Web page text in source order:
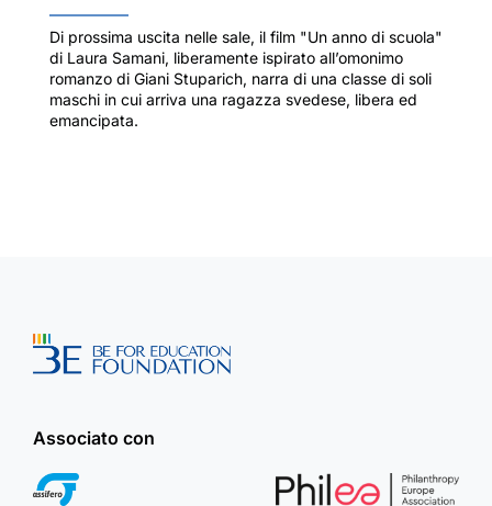
Di prossima uscita nelle sale, il film "Un anno di scuola"
di Laura Samani, liberamente ispirato all’omonimo
romanzo di Giani Stuparich, narra di una classe di soli
maschi in cui arriva una ragazza svedese, libera ed
emancipata.
Associato con